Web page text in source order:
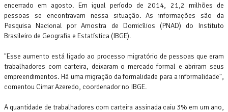
encerrado em agosto. Em igual período de 2014, 21,2 milhões de
pessoas se encontravam nessa situação. As informações são da
Pesquisa Nacional por Amostra de Domicílios (PNAD) do Instituto
Brasileiro de Geografia e Estatística (IBGE).
"Esse aumento está ligado ao processo migratório de pessoas que eram
trabalhadores com carteira, deixaram o mercado formal e abriram seus
empreendimentos. Há uma migração da formalidade para a informalidade",
comentou Cimar Azeredo, coordenador no IBGE.
A quantidade de trabalhadores com carteira assinada caiu 3% em um ano,